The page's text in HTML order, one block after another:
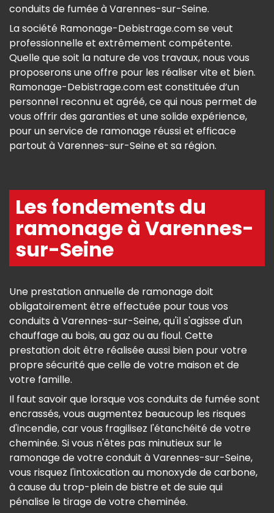
conduits de fumée à Varennes-sur-Seine.
La société Ramonage-Debistrage.com se veut
professionnelle et extrêmement compétente.
Quelle que soit la nature de vos travaux, nous vous
proposerons une offre pour les réaliser vite et bien.
Ramonage-Debistrage.com est constituée d’un
personnel reconnu et agréé, ce qui nous permet de
vous offrir des garanties et une solide expérience,
pour un service de ramonage réussi et efficace
partout à Varennes-sur-Seine et sa région.
Les fondements du
ramonage à Varennes-
sur-Seine
Une prestation annuelle de ramonage doit
obligatoirement être effectuée pour tous vos
conduits à Varennes-sur-Seine, qu'il s'agisse d'un
chauffage au bois, au gaz ou au fioul. Cette
prestation doit être réalisée aussi bien pour votre
propre sécurité que celle de votre maison et de
votre famille.
Il faut savoir que lorsque vos conduits de fumée sont
encrassés, vous augmentez beaucoup les risques
d'incendie, car vous fragilisez l'étanchéité de votre
cheminée. Si vous n'êtes pas minutieux sur le
ramonage de votre conduit à Varennes-sur-Seine,
vous risquez l'intoxication au monoxyde de carbone,
à cause du trop-plein de bistre et de suie qui
pénalise le tirage de votre cheminée.